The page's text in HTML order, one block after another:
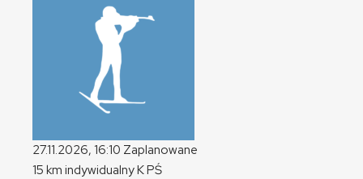
27.11.2026, 16:10 Zaplanowane
15 km indywidualnyKPŚ